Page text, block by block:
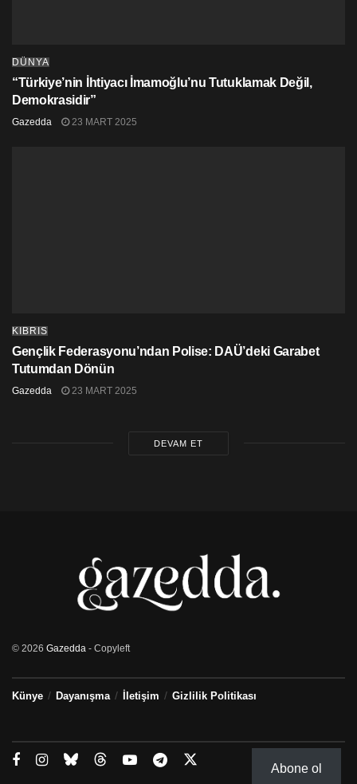
DÜNYA
“Türkiye’nin İhtiyacı İmamoğlu’nu Tutuklamak Değil,
Demokrasidir”
Gazedda 23 MART 2025
KIBRIS
Gençlik Federasyonu’ndan Polise: DAÜ’deki Garabet
Tutumdan Dönün
Gazedda 23 MART 2025
DEVAM ET
© 2026 Gazedda - Copyleft
Künye Dayanışma İletişim Gizlilik Politikası
Abone ol